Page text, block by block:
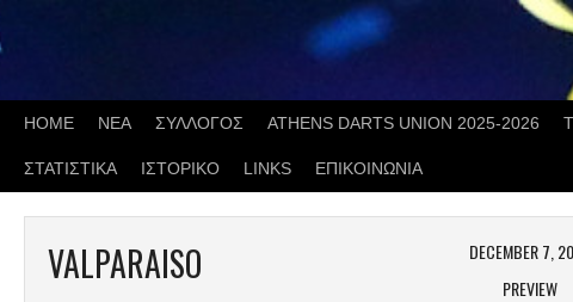
to
HOME ΝΕΑ ΣΥΛΛΟΓΟΣ ATHENS DARTS UNION 2025-2026
ΣΤΑΤΙΣΤΙΚΑ ΙΣΤΟΡΙΚΟ LINKS ΕΠΙΚΟΙΝΩΝΙΑ
VALPARAISO
DECEMBER 7,
PREVIEW